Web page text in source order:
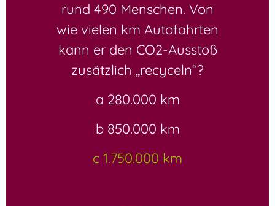
rund 490 Menschen. Von
wie vielen km Autofahrten
kann er den CO2-Ausstoß
zusätzlich „recyceln“?
a 280.000 km
b 850.000 km
c 1.750.000 km